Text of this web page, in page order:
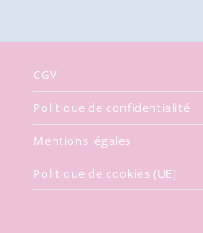
CGV
Politique de confidentialité
Mentions légales
Politique de cookies (UE)